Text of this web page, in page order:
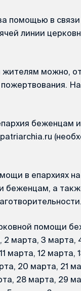
помощью в
линии
можно,
беженцам
в епархиях
беженцам, а
помощи
марта, 3 марта,
марта, 12 марта,
20 марта, 21
28 марта, 29